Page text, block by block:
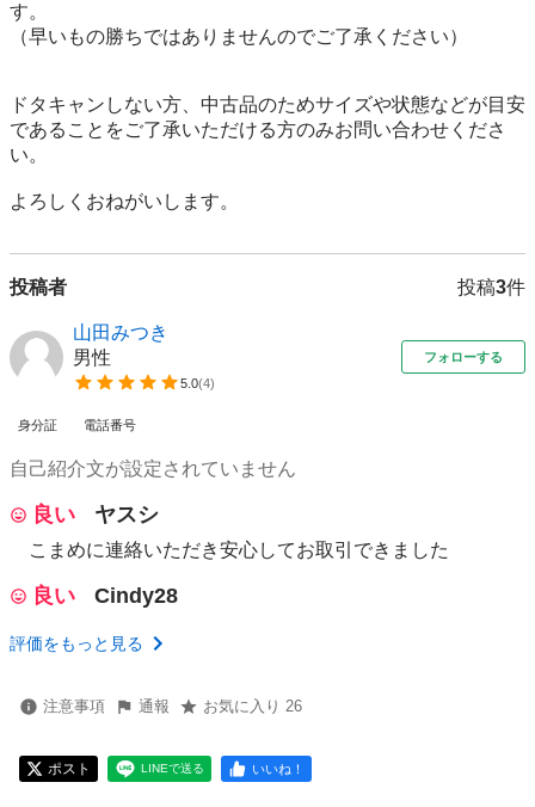
す。
（早いもの勝ちではありませんのでご了承ください）
ドタキャンしない方、中古品のためサイズや状態などが目安
であることをご了承いただける方のみお問い合わせくださ
い。
よろしくおねがいします。
投稿者 投稿3件
山田みつき
男性
5.0(4)
フォローする
身分証 電話番号
自己紹介文が設定されていません
良い ヤスシ
こまめに連絡いただき安心してお取引できました
良い Cindy28
評価をもっと見る
注意事項 通報 お気に入り 26
ポスト LINEで送る いいね！